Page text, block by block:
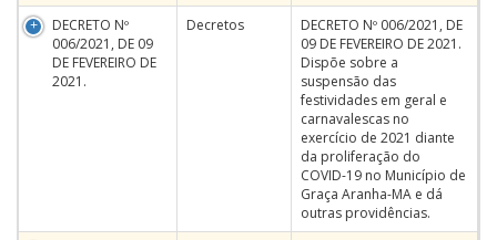
DECRETO Nº
006/2021, DE 09
DE FEVEREIRO DE
2021.
Decretos
DECRETO Nº 006/2021, DE
09 DE FEVEREIRO DE 2021.
Dispõe sobre a
suspensão das
festividades em geral e
carnavalescas no
exercício de 2021 diante
da proliferação do
COVID-19 no Município de
Graça Aranha-MA e dá
outras providências.